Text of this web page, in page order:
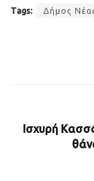
Tags: Δήμος
Ισχυρή